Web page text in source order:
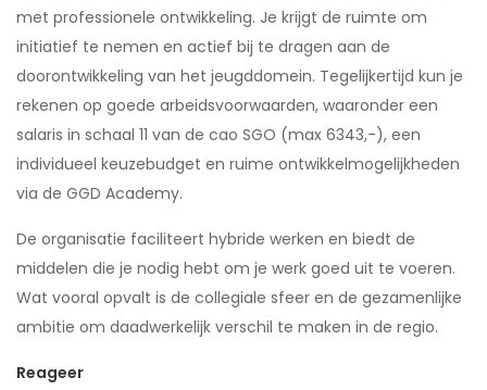
met professionele ontwikkeling. Je krijgt de ruimte om
initiatief te nemen en actief bij te dragen aan de
doorontwikkeling van het jeugddomein. Tegelijkertijd kun je
rekenen op goede arbeidsvoorwaarden, waaronder een
salaris in schaal 11 van de cao SGO (max 6343,-), een
individueel keuzebudget en ruime ontwikkelmogelijkheden
via de GGD Academy.
De organisatie faciliteert hybride werken en biedt de
middelen die je nodig hebt om je werk goed uit te voeren.
Wat vooral opvalt is de collegiale sfeer en de gezamenlijke
ambitie om daadwerkelijk verschil te maken in de regio.
Reageer